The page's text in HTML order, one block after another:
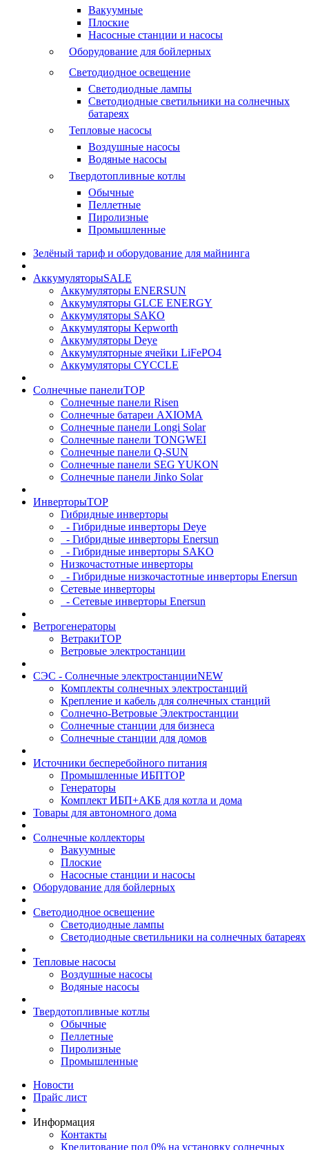
Вакуумные
Плоские
Насосные станции и насосы
Оборудование для бойлерных
Светодиодное освещение
Светодиодные лампы
Светодиодные светильники на солнечных
батареях
Тепловые насосы
Воздушные насосы
Водяные насосы
Твердотопливные котлы
Обычные
Пеллетные
Пиролизные
Промышленные
Зелёный тариф и оборудование для майнинга
АккумуляторыSALE
Аккумуляторы ENERSUN
Аккумуляторы GLCE ENERGY
Аккумуляторы SAKO
Аккумуляторы Kepworth
Аккумуляторы Deye
Аккумуляторные ячейки LiFePO4
Аккумуляторы CYCCLE
Солнечные панелиTOP
Солнечные панели Risen
Солнечные батареи AXIOMA
Солнечные панели Longi Solar
Солнечные панели TONGWEI
Солнечные панели Q-SUN
Солнечные панели SEG YUKON
Солнечные панели Jinko Solar
ИнверторыTOP
Гибридные инверторы
- Гибридные инверторы Deye
- Гибридные инверторы Enersun
- Гибридные инверторы SAKO
Низкочастотные инверторы
- Гибридные низкочастотные инверторы Enersun
Сетевые инверторы
- Сетевые инверторы Enersun
Ветрогенераторы
ВетракиTOP
Ветровые электростанции
СЭС - Солнечные электростанцииNEW
Комплекты солнечных электростанций
Крепление и кабель для солнечных станций
Солнечно-Ветровые Электростанции
Солнечные станции для бизнеса
Солнечные станции для домов
Источники бесперебойного питания
Промышленные ИБПTOP
Генераторы
Комплект ИБП+АКБ для котла и дома
Товары для автономного дома
Солнечные коллекторы
Вакуумные
Плоские
Насосные станции и насосы
Оборудование для бойлерных
Светодиодное освещение
Светодиодные лампы
Светодиодные светильники на солнечных батареях
Тепловые насосы
Воздушные насосы
Водяные насосы
Твердотопливные котлы
Обычные
Пеллетные
Пиролизные
Промышленные
Новости
Прайс лист
Информация
Контакты
Кредитование под 0% на установку солнечных